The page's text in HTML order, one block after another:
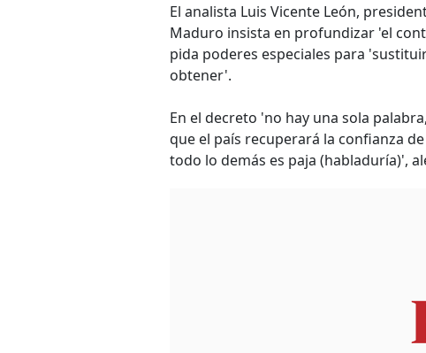
El analista Luis Vicente León,
Maduro insista en profundizar 'el
pida poderes especiales para
obtener'.
En el decreto 'no hay una sola
que el país recuperará la confianza
todo lo demás es paja (habladuría)',